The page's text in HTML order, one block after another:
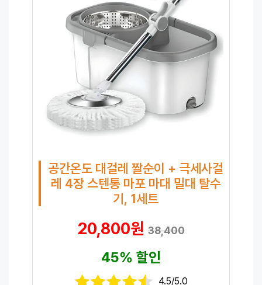
공간온도 대걸레 짤순이 + 극세사걸
레 4장 스텐통 마포 마대 밀대 탈수
기, 1세트
20,800원38,400
45% 할인
4.5/5.0